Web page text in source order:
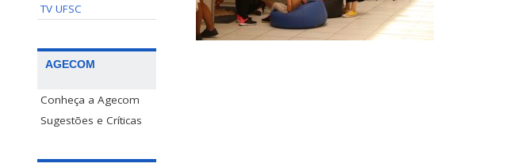
TV UFSC
AGECOM
Conheça a Agecom
Sugestões e Críticas